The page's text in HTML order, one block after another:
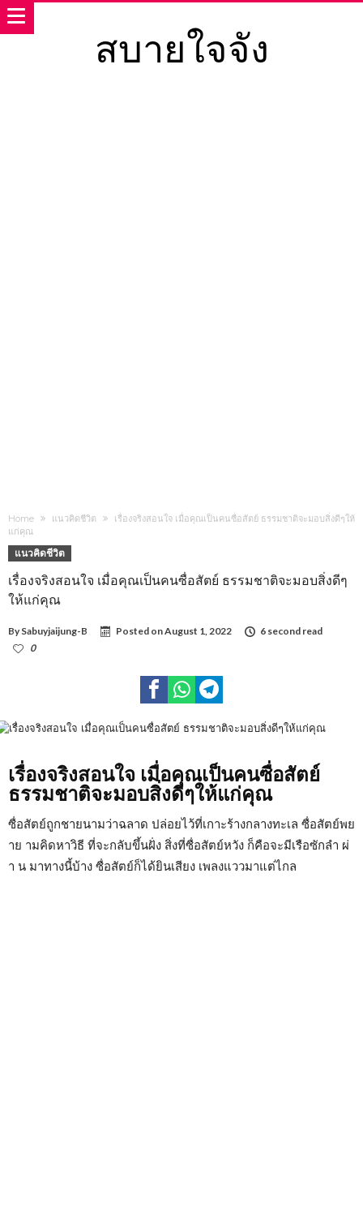
สบายใจจัง
Home แนวคิดชีวิต
เรื่องจริงสอนใจ เมื่อคุณเป็นคนซื่อสัตย์ ธรรมชาติจะมอบสิ่งดีๆให้
แก่คุณ
แนวคิดชีวิต
เรื่องจริงสอนใจ เมื่อคุณเป็นคนซื่อสัตย์ ธรรมชาติจะมอบสิ่งดีๆ
ให้แก่คุณ
By Sabuyjaijung-B Posted onAugust 1, 2022
6 second read
0
เรื่องจริงสอนใจ เมื่อคุณเป็นคนซื่อสัตย์
ธรรมชาติจะมอบสิ่งดีๆให้แก่คุณ
ซื่อสัตย์ถูกชายนามว่าฉลาด ปล่อยไว้ที่เกาะร้างกลางทะเล ซื่อสัตย์พย
าย ามคิดหาวิธี ที่จะกลับขึ้นฝั่ง สิ่งที่ซื่อสัตย์หวัง ก็คือจะมีเรือซักลำ ผ่
า น มาทางนี้บ้าง ซื่อสัตย์ก็ได้ยินเสียง เพลงแววมาแต่ไกล